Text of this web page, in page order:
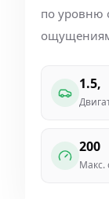
по уровню
1.5,
200
Макс.